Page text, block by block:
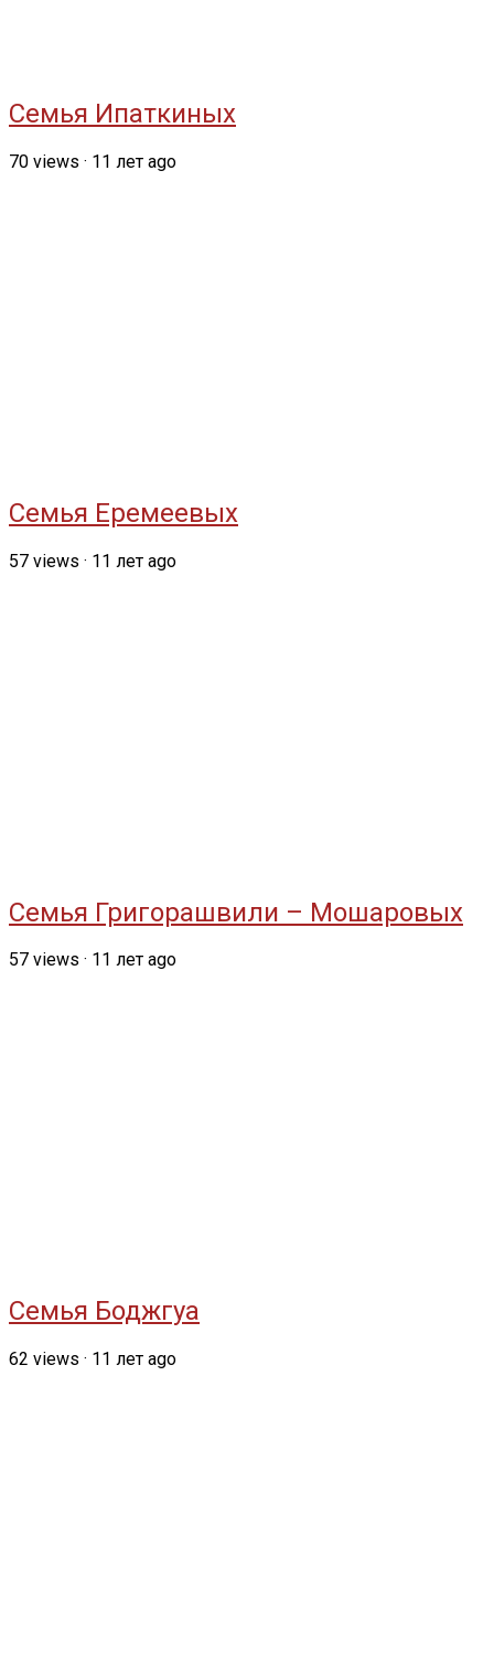
Семья Ипаткиных
70 views · 11 лет ago
Семья Еремеевых
57 views · 11 лет ago
Семья Григорашвили – Мошаровых
57 views · 11 лет ago
Семья Боджгуа
62 views · 11 лет ago